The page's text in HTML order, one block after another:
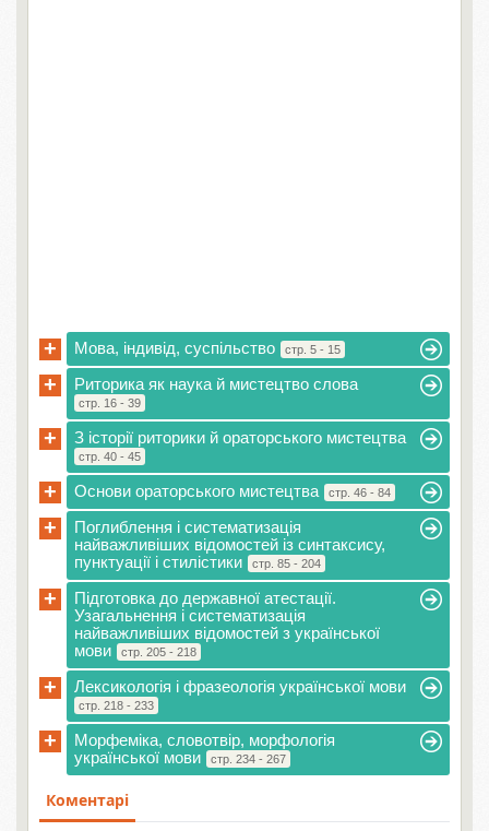
+ Мова, індивід, суспільство стр. 5 - 15
+ Риторика як наука й мистецтво слова
стр. 16 - 39
+ З історії риторики й ораторського мистецтва
стр. 40 - 45
+ Основи ораторського мистецтва стр. 46 - 84
+
Поглиблення і систематизація
найважливіших відомостей із синтаксису,
пунктуації і стилістики
стр. 85 - 204
+
Підготовка до державної атестації.
Узагальнення і систематизація
найважливіших відомостей з української
мови
стр. 205 - 218
+ Лексикологія і фразеологія української мови
стр. 218 - 233
+
Морфеміка, словотвір, морфологія
української мови
стр. 234 - 267